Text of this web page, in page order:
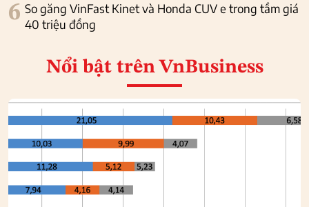
6 So găng VinFast Kinet và Honda CUV e trong tầm giá
40 triệu đồng
Nổi bật trên VnBusiness